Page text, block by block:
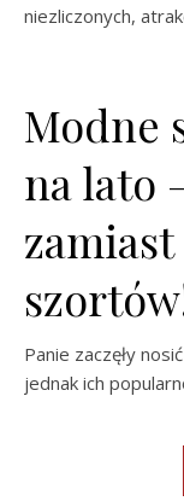
niezliczonych,
Modne
na lato
Panie zaczęły
jednak ich